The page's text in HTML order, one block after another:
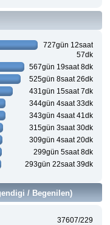
727gün 12saat
57dk
567gün 19saat 8dk
525gün 8saat 26dk
431gün 15saat 7dk
344gün 4saat 33dk
343gün 4saat 41dk
315gün 3saat 30dk
309gün 4saat 20dk
299gün 5saat 8dk
293gün 22saat 39dk
/ Begenilen)
37607/229